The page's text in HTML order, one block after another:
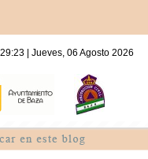
| Jueves, 06 Agosto 2026